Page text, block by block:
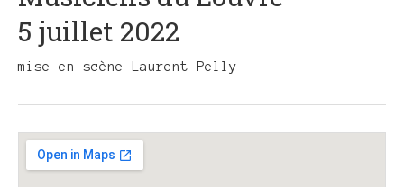
5 juillet 2022
mise en scène Laurent Pelly
Details